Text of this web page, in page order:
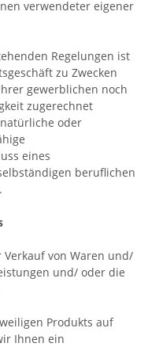
verwendeter eigener
Regelungen ist
zu Zwecken
gewerblichen noch
zugerechnet
oder
eines
beruflichen
von Waren und/
und/ oder die
Produkts auf
Ihnen ein